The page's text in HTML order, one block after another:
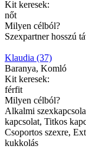
Kit keresek:
nőt
Milyen célból?
Szexpartner hosszú
Klaudia (37)
Baranya, Komló
Kit keresek:
férfit
Milyen célból?
Alkalmi
kapcsolat, Titkos
Csoportos szexre,
kukkolás